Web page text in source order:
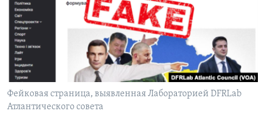
Learning English
СОЦИАЛЬНЫЕ СЕТИ
Языки
Фейковая страница, выявленная Лабораторией DFRLab
Атлантического совета